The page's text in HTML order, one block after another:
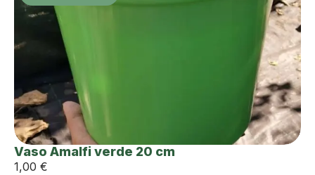
Vaso Amalfi verde 20 cm
1,00 €